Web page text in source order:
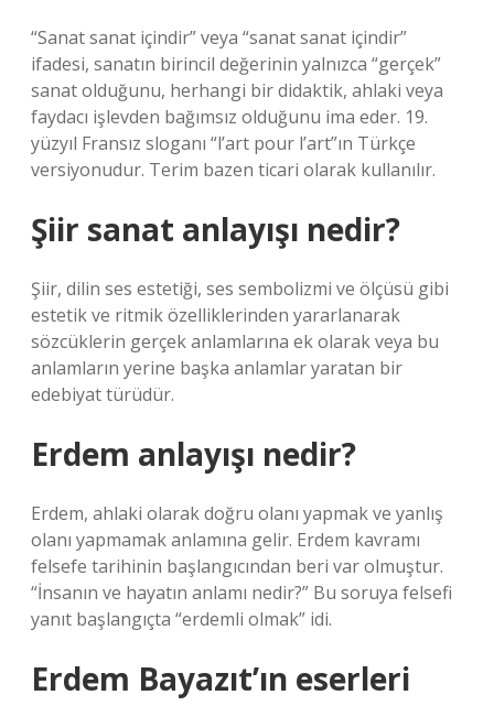
“Sanat sanat içindir” veya “sanat sanat içindir”
ifadesi, sanatın birincil değerinin yalnızca “gerçek”
sanat olduğunu, herhangi bir didaktik, ahlaki veya
faydacı işlevden bağımsız olduğunu ima eder. 19.
yüzyıl Fransız sloganı “l’art pour l’art”ın Türkçe
versiyonudur. Terim bazen ticari olarak kullanılır.
Şiir sanat anlayışı nedir?
Şiir, dilin ses estetiği, ses sembolizmi ve ölçüsü gibi
estetik ve ritmik özelliklerinden yararlanarak
sözcüklerin gerçek anlamlarına ek olarak veya bu
anlamların yerine başka anlamlar yaratan bir
edebiyat türüdür.
Erdem anlayışı nedir?
Erdem, ahlaki olarak doğru olanı yapmak ve yanlış
olanı yapmamak anlamına gelir. Erdem kavramı
felsefe tarihinin başlangıcından beri var olmuştur.
“İnsanın ve hayatın anlamı nedir?” Bu soruya felsefi
yanıt başlangıçta “erdemli olmak” idi.
Erdem Bayazıt’ın eserleri